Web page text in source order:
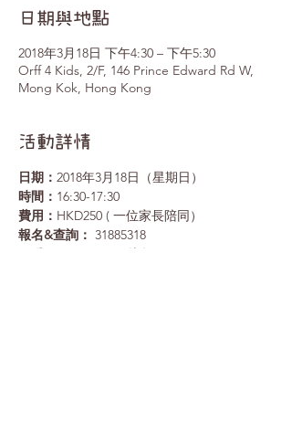
日期與地點
2018年3月18日 下午4:30 – 下午5:30
Orff 4 Kids, 2/F, 146 Prince Edward Rd W,
Mong Kok, Hong Kong
活動詳情
日期： 2018年3月18日（星期日）
時間： 16:30-17:30
費用： HKD250 ( 一位家長陪同）
報名&查詢： 31885318
看 BB workshop 片段